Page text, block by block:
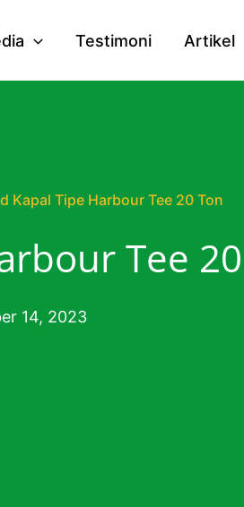
Testimoni Artikel
Kapal Tipe Harbour Tee 20 Ton
Tee
14, 2023